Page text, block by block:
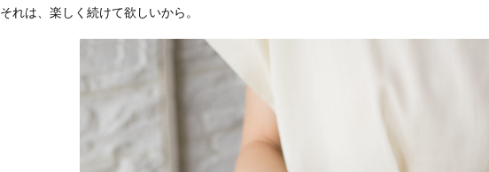
それは、楽しく続けて欲しいから。